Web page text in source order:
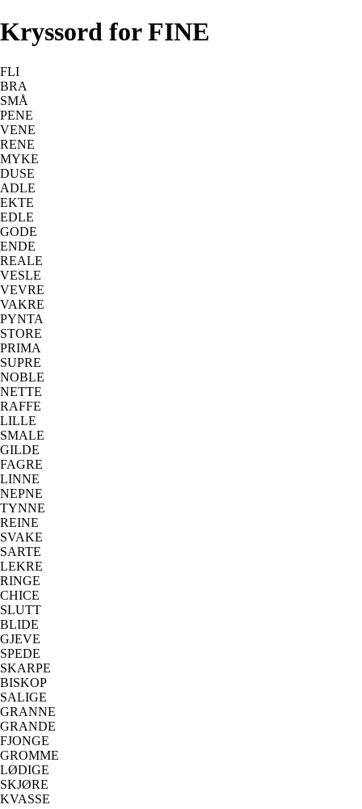
Kryssord for FINE
FLI
BRA
SMÅ
PENE
VENE
RENE
MYKE
DUSE
ADLE
EKTE
EDLE
GODE
ENDE
REALE
VESLE
VEVRE
VAKRE
PYNTA
STORE
PRIMA
SUPRE
NOBLE
NETTE
RAFFE
LILLE
SMALE
GILDE
FAGRE
LINNE
NEPNE
TYNNE
REINE
SVAKE
SARTE
LEKRE
RINGE
CHICE
SLUTT
BLIDE
GJEVE
SPEDE
SKARPE
BISKOP
SALIGE
GRANNE
GRANDE
FJONGE
GROMME
LØDIGE
SKJØRE
KVASSE